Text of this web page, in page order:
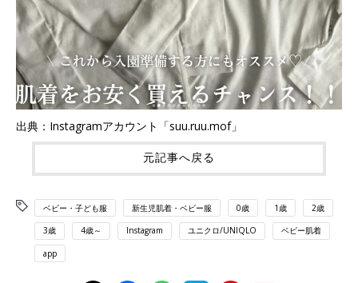
出典：Instagramアカウント「suu.ruu.mof」
元記事へ戻る
ベビー・子ども服 新生児肌着・ベビー服 0歳 1歳 2歳
3歳 4歳～ Instagram ユニクロ/UNIQLO ベビー肌着
app